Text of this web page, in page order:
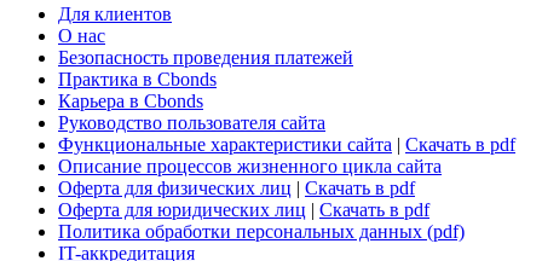
Глоссарий
Поддержка
Для клиентов
О нас
Безопасность проведения платежей
Практика в Cbonds
Карьера в Cbonds
Руководство пользователя сайта
Функциональные характеристики сайта|Скачать в pdf
Описание процессов жизненного цикла сайта